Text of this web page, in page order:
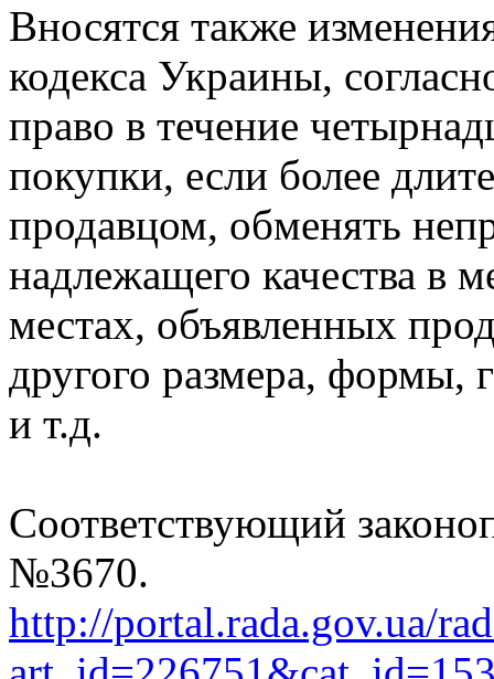
Вносятся также
кодекса Украины,
право в течение
покупки, если более
продавцом, обменять
надлежащего качества в
местах, объявленных
другого размера, формы,
и т.д.
Соответствующий
№3670.
http://portal.rada.gov.ua/